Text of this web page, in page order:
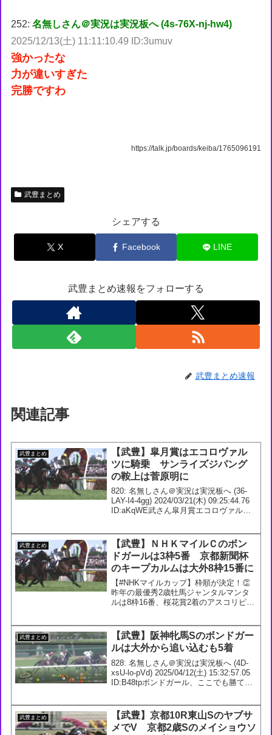
252:名無しさん＠実況は実況板へ (4s-76X-nj-hw4)
2025/12/13(土) 11:11:10.49 ID:3umuv
強かったな
力が違いすぎた
完勝ですわ
https://talk.jp/boards/keiba/1765096191
武豊まとめ
シェアする
X Facebook LINE
武豊まとめ速報をフォローする
武豊まとめ速報
関連記事
武豊まとめ
【武豊】皐月賞はエコロヴァル
ツに騎乗 サンライズジパング
の鞍上は菅原明に
820: 名無しさん＠実況は実況板へ (36-
LAY-I4-4gg) 2024/03/21(木) 09:25:44.76
ID:aKqWE武さん皐月賞エコロヴァルツ
武豊まとめ
【武豊】ＮＨＫマイルＣのボン
ドガールは3枠5番 京都新聞杯
のキープカルムは大外8枠15番に
【#NHKマイルカップ】枠順が決定！👏
昨年の最優秀2歳牡馬ジャンタルマンタ
ルは8枠16番、桜花賞2着のアスコリピチ
ました。#NHKマイルC pic.twitte...
武豊まとめ
【武豊】阪神牝馬Sのボンドガー
ルは大外から追い込むも5着
828: 名無しさん＠実況は実況板へ (4D-
xsU-lo-pVd) 2025/04/12(土) 15:32:57.05
ID:B48tpボンドガール、ここでも勝てん
武豊まとめ
【武豊】京都10R東山Sのヤブサ
メでV 京都2歳Sのメイショウソ